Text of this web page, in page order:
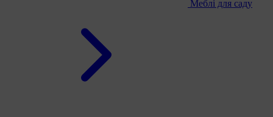
Меблі для саду